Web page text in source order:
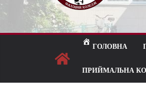
ГОЛОВНА
ПРИЙМАЛЬНА